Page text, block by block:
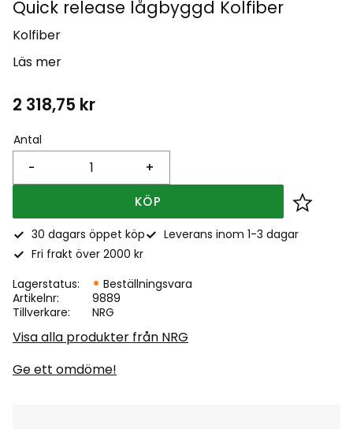
Quick release lågbyggd Kolfiber
Kolfiber
Läs mer
2 318,75 kr
Antal
+
-
KÖP Lägg
30 dagars öppet köp
Leverans inom 1-3 dagar
Fri frakt över 2000 kr
Lagerstatus
Beställningsvara
Artikelnr
9889
Tillverkare
NRG
Visa alla produkter från NRG
Ge ett omdöme!